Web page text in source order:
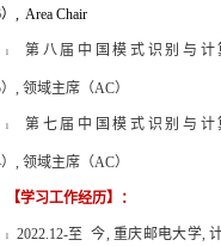
） , Area Chair
l 第八届中国模式识别与计
） , 领域主席（AC）
l 第七届中国模式识别与计
） , 领域主席（AC）
【学习工作经历】：
l 2022.12-至 今,重庆邮电大学,